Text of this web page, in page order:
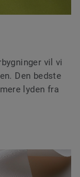
vil vi
Den bedste
lyden fra